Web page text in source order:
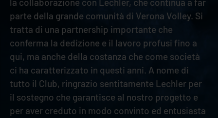
la collaborazione con Lechler, che continua a far
parte della grande comunità di Verona Volley. Si
tratta di una partnership importante che
conferma la dedizione e il lavoro profusi fino a
qui, ma anche della costanza che come società
ci ha caratterizzato in questi anni. A nome di
tutto il Club, ringrazio sentitamente Lechler per
il sostegno che garantisce al nostro progetto e
per aver creduto in modo convinto ed entusiasta